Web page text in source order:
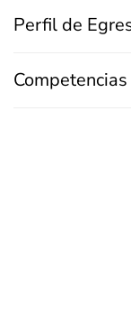
Perfil de
Competencias